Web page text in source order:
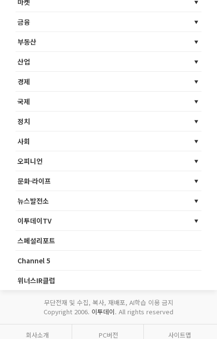
마켓
금융
부동산
산업
경제
국제
정치
사회
오피니언
문화·라이프
뉴스발전소
이투데이TV
스페셜리포트
Channel 5
위너스IR클럽
무단전재 및 수집, 복사, 재배포, AI학습 이용 금지
Copyright 2006. 이투데이. All rights reserved
회사소개 PC버전 사이트맵